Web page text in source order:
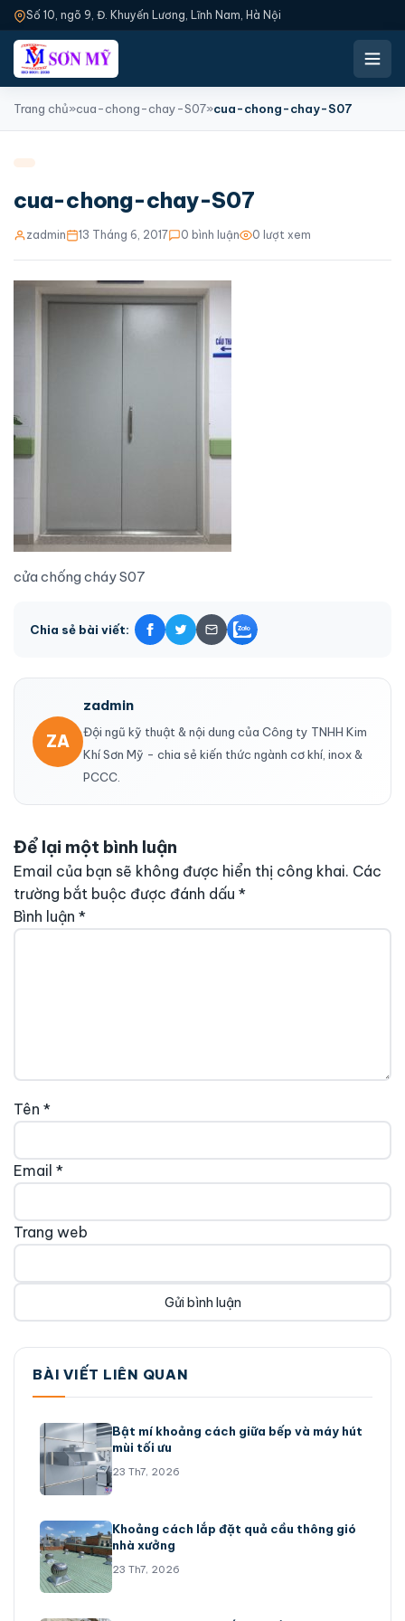
Số 10, ngõ 9, Đ. Khuyến Lương, Lĩnh Nam, Hà Nội
Trang chủ»cua-chong-chay-S07»cua-chong-chay-S07
cua-chong-chay-S07
zadmin 13 Tháng 6, 2017 0 bình luận 0 lượt xem
cửa chống cháy S07
Chia sẻ bài viết:
ZA
zadmin
Đội ngũ kỹ thuật & nội dung của Công ty TNHH Kim
Khí Sơn Mỹ - chia sẻ kiến thức ngành cơ khí, inox &
PCCC.
Để lại một bình luận
Email của bạn sẽ không được hiển thị công khai. Các
trường bắt buộc được đánh dấu *
Bình luận *
Tên *
Email *
Trang web
BÀI VIẾT LIÊN QUAN
Bật mí khoảng cách giữa bếp và máy hút
mùi tối ưu
23 Th7, 2026
Khoảng cách lắp đặt quả cầu thông gió
nhà xưởng
23 Th7, 2026